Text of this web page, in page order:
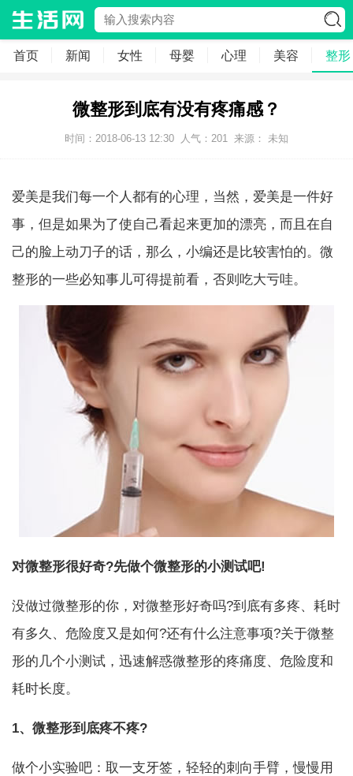
首页 新闻 女性 母婴 心理 美容 整形
微整形到底有没有疼痛感？
时间：2018-06-13 12:30 人气： 201 来源： 未知
爱美是我们每一个人都有的心理，当然，爱美是一件好
事，但是如果为了使自己看起来更加的漂亮，而且在自
己的脸上动刀子的话，那么，小编还是比较害怕的。微
整形的一些必知事儿可得提前看，否则吃大亏哇。
对微整形很好奇?先做个微整形的小测试吧!
没做过微整形的你，对微整形好奇吗?到底有多疼、耗时
有多久、危险度又是如何?还有什么注意事项?关于微整
形的几个小测试，迅速解惑微整形的疼痛度、危险度和
耗时长度。
1、微整形到底疼不疼?
做个小实验吧：取一支牙签，轻轻的刺向手臂，慢慢用